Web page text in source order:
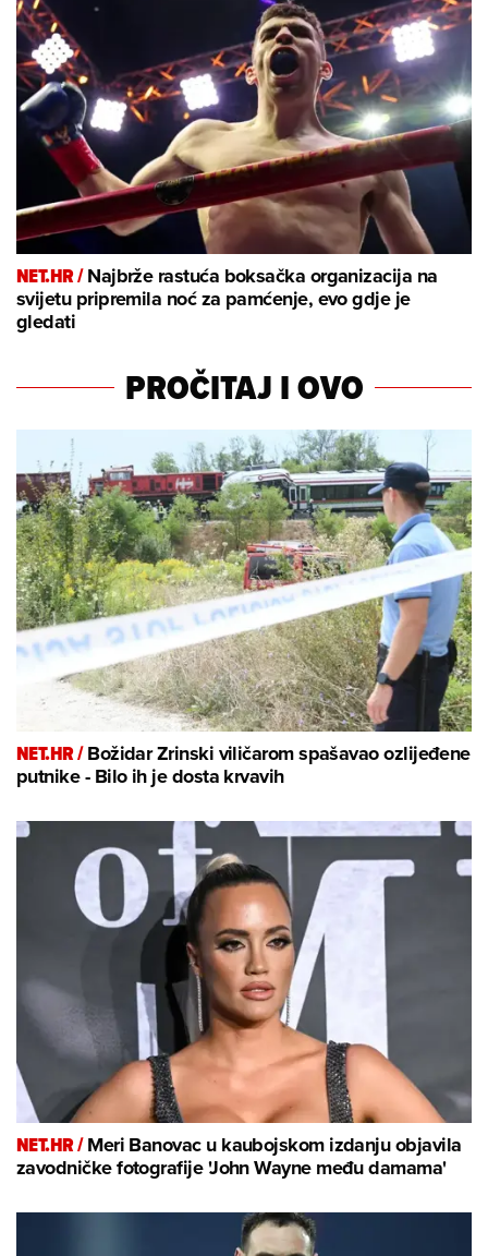
NET.HR /Najbrže rastuća boksačka organizacija na
svijetu pripremila noć za pamćenje, evo gdje je
gledati
PROČITAJ I OVO
NET.HR /Božidar Zrinski viličarom spašavao ozlijeđene
putnike - Bilo ih je dosta krvavih
NET.HR /Meri Banovac u kaubojskom izdanju objavila
zavodničke fotografije 'John Wayne među damama'